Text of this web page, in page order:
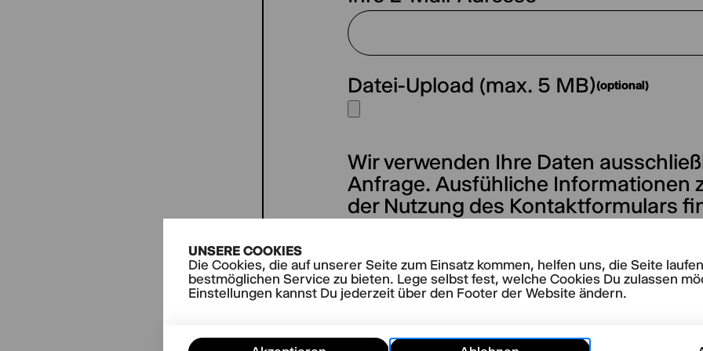
UNSERE COOKIES
Die Cookies, die auf unserer Seite zum Einsatz kommen, helfen uns, die Seite
bestmöglichen Service zu bieten. Lege selbst fest, welche Cookies Du zulassen
Einstellungen kannst Du jederzeit über den Footer der Website ändern.
Datei-Upload (max. 5 MB)(optional)
Wir verwenden Ihre Daten
Anfrage. Ausfühliche Informationen
der Nutzung des Kontaktformulars
Abschicken